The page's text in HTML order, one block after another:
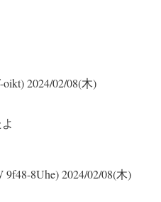
oikt)2024/02/08(木)
9f48-8Uhe)2024/02/08(木)